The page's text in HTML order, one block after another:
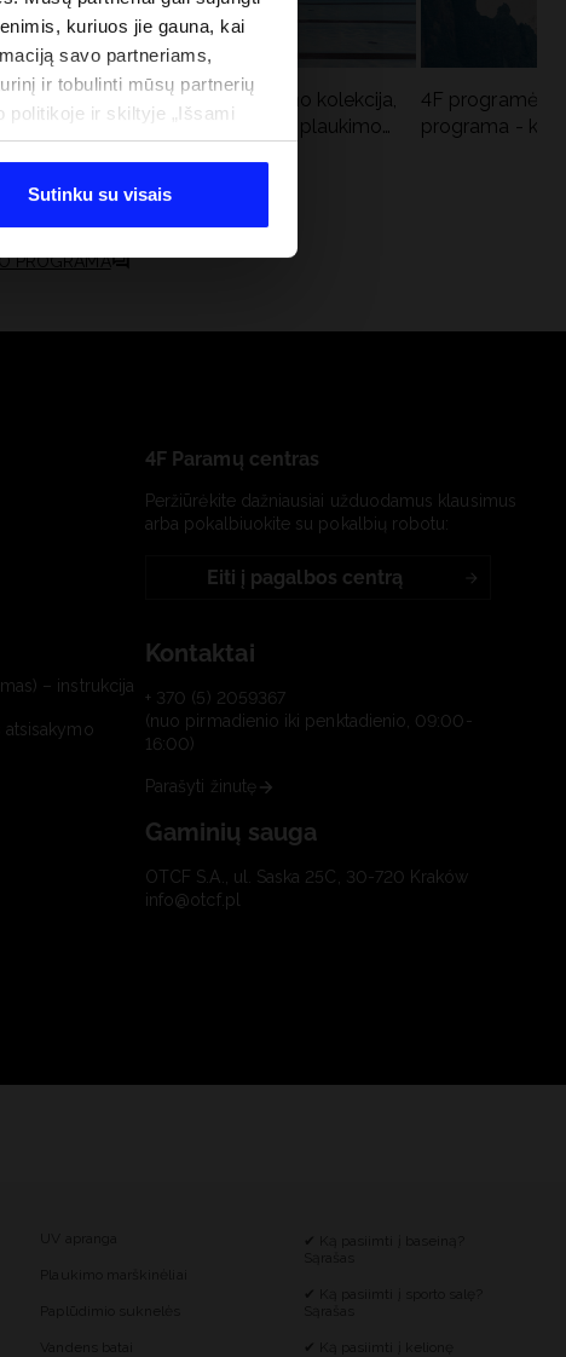
kuriuos jie gauna, kai
savo partneriams,
ir tobulinti mūsų partnerių
ir skiltyje „Išsami
Sutinku su visais
Aqua Force - naujoji baseino kolekcija,
rekomenduojama Lenkijos plaukimo
4F programėlė
programa -
PROGRAMA
– instrukcija
atsisakymo
4F Paramų centras
Peržiūrėkite dažniausiai užduodamus klausimus
arba pokalbiuokite su pokalbių robotu:
Eiti į pagalbos centrą
Kontaktai
+ 370 (5) 2059367
(nuo pirmadienio iki penktadienio, 09:00-
16:00)
Parašyti žinutę
Gaminių sauga
OTCF S.A., ul. Saska 25C, 30-720 Kraków
info@otcf.pl